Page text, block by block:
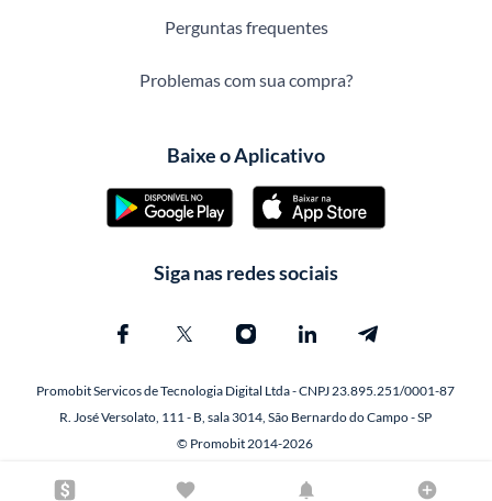
Perguntas frequentes
Problemas com sua compra?
Baixe o Aplicativo
Siga nas redes sociais
Promobit Servicos de Tecnologia Digital Ltda - CNPJ 23.895.251/0001-87
R. José Versolato, 111 - B, sala 3014, São Bernardo do Campo - SP
© Promobit 2014-2026